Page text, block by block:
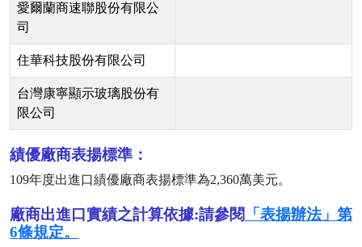
愛爾蘭商速聯股份有限公
司
住華科技股份有限公司
台灣康寧顯示玻璃股份有
限公司
績優廠商表揚標準：
109年度出進口績優廠商表揚標準為2,360萬美元。
廠商出進口實績之計算依據:請參閱 「表揚辦法」第
6條規定。